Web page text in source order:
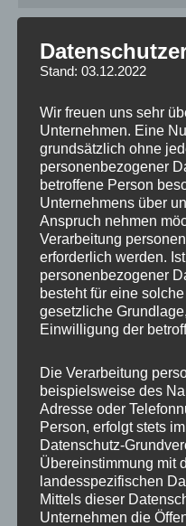
Breite
Design
Durchmesser
ET
Fertigung
Hersteller
Lochkreis
Hinweis
Lochzahl
Mittellochbohrung
Nabenbohrung
PCD
Traglast
Stand: 03.12.2022
Wir freuen uns sehr
Unternehmen. Eine
grundsätzlich ohne
personenbezogener
betroffene Person
Unternehmens über
Anspruch nehmen
Verarbeitung
erforderlich werden.
personenbezogener
besteht für eine
gesetzliche
Einwilligung der
Die Verarbeitung
beispielsweise des
Adresse oder
Person, erfolgt stets
Datenschutz-
Übereinstimmung mit
landesspezifischen
Mittels dieser
Unternehmen die